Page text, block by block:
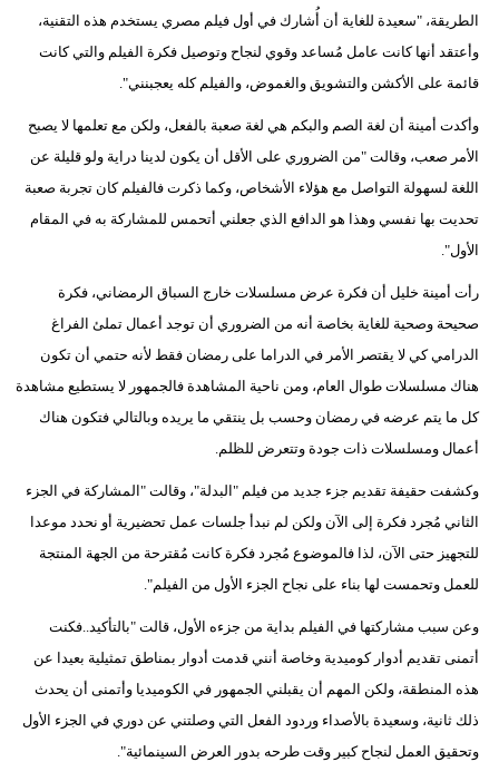
الطريقة، "سعيدة للغاية أن أُشارك في أول فيلم مصري يستخدم هذه التقنية،
وأعتقد أنها كانت عامل مُساعد وقوي لنجاح وتوصيل فكرة الفيلم والتي كانت
قائمة على الأكشن والتشويق والغموض، والفيلم كله يعجبنني".
وأكدت أمينة أن لغة الصم والبكم هي لغة صعبة بالفعل، ولكن مع تعلمها لا يصبح
الأمر صعب، وقالت "من الضروري على الأقل أن يكون لدينا دراية ولو قليلة عن
اللغة لسهولة التواصل مع هؤلاء الأشخاص، وكما ذكرت فالفيلم كان تجربة صعبة
تحديت بها نفسي وهذا هو الدافع الذي جعلني أتحمس للمشاركة به في المقام
الأول".
رأت أمينة خليل أن فكرة عرض مسلسلات خارج السباق الرمضاني، فكرة
صحيحة وصحية للغاية بخاصة أنه من الضروري أن توجد أعمال تملئ الفراغ
الدرامي كي لا يقتصر الأمر في الدراما على رمضان فقط لأنه حتمي أن تكون
هناك مسلسلات طوال العام، ومن ناحية المشاهدة فالجمهور لا يستطيع مشاهدة
كل ما يتم عرضه في رمضان وحسب بل ينتقي ما يريده وبالتالي فتكون هناك
أعمال ومسلسلات ذات جودة وتتعرض للظلم.
وكشفت حقيفة تقديم جزء جديد من فيلم "البدلة"، وقالت "المشاركة في الجزء
الثاني مُجرد فكرة إلى الآن ولكن لم نبدأ جلسات عمل تحضيرية أو نحدد موعدا
للتجهيز حتى الآن، لذا فالموضوع مُجرد فكرة كانت مُقترحة من الجهة المنتجة
للعمل وتحمست لها بناء على نجاح الجزء الأول من الفيلم".
وعن سبب مشاركتها في الفيلم بداية من جزءه الأول، قالت "بالتأكيد..فكنت
أتمنى تقديم أدوار كوميدية وخاصة أنني قدمت أدوار بمناطق تمثيلية بعيدا عن
هذه المنطقة، ولكن المهم أن يقبلني الجمهور في الكوميديا وأتمنى أن يحدث
ذلك ثانية، وسعيدة بالأصداء وردود الفعل التي وصلتني عن دوري في الجزء الأول
وتحقيق العمل لنجاح كبير وقت طرحه بدور العرض السينمائية".